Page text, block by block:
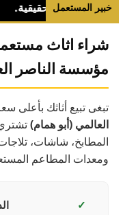
خبير المستعمل
شراء اثاث
مؤسسة الناصر
تبغى تبيع أثاثك بأعلى
العالمي (أبو همام)تشتري
المطابخ، شاشات،
ومعدات المطاعم
✓